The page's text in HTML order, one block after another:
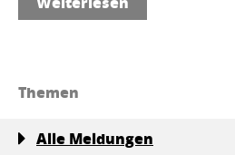
Themen
Alle Meldungen